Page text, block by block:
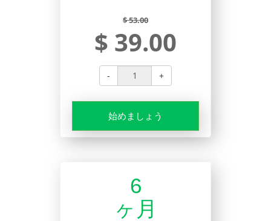
$ 53.00
$ 39.00
- +
始めましょう
6
ヶ月